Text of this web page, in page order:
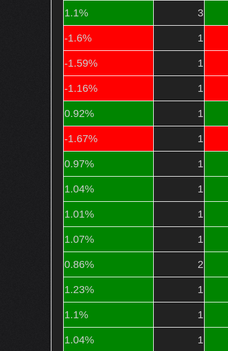
3
1.1%
1
-1.6%
1
-1.59%
1
-1.16%
1
0.92%
1
-1.67%
1
0.97%
1
1.04%
1
1.01%
1
1.07%
2
0.86%
1
1.23%
1
1.1%
1
1.04%